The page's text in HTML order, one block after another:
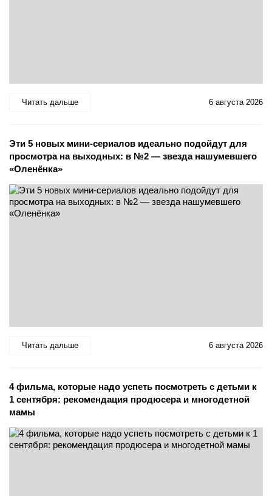
Читать дальше 6 августа 2026
Эти 5 новых мини-сериалов идеально подойдут для
просмотра на выходных: в №2 — звезда нашумевшего
«Оленёнка»
Читать дальше 6 августа 2026
4 фильма, которые надо успеть посмотреть с детьми к
1 сентября: рекомендация продюсера и многодетной
мамы